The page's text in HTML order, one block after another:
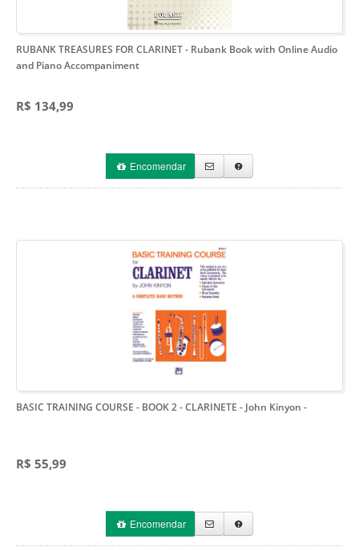
RUBANK TREASURES FOR CLARINET- Rubank Book with Online Audio
and Piano Accompaniment
R$ 134,99
Encomendar
BASIC TRAINING COURSE - BOOK 2 - CLARINETE - John Kinyon -
R$ 55,99
Encomendar